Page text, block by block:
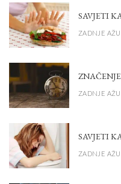
SAVJETI
ZADNJE
ZADNJE
SAVJETI
ZADNJE